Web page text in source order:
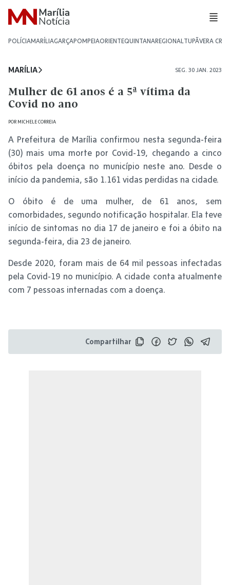
POLÍCIAMARÍLIAGARÇAPOMPEIAORIENTEQUINTANAREGIONALTUPÃVERA CRUZ
MARÍLIA SEG. 30 JAN. 2023
Mulher de 61 anos é a 5ª vítima da
Covid no ano
POR MICHELE CORREIA
A Prefeitura de Marília confirmou nesta segunda-feira
(30) mais uma morte por Covid-19, chegando a cinco
óbitos pela doença no município neste ano. Desde o
início da pandemia, são 1.161 vidas perdidas na cidade.
O óbito é de uma mulher, de 61 anos, sem
comorbidades, segundo notificação hospitalar. Ela teve
início de sintomas no dia 17 de janeiro e foi a óbito na
segunda-feira, dia 23 de janeiro.
Desde 2020, foram mais de 64 mil pessoas infectadas
pela Covid-19 no município. A cidade conta atualmente
com 7 pessoas internadas com a doença.
Compartilhar